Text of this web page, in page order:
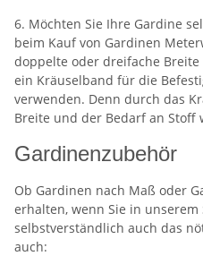
6. Möchten Sie Ihre Gardine
beim Kauf von Gardinen
doppelte oder dreifache
ein Kräuselband für die
verwenden. Denn durch das
Breite und der Bedarf an
Gardinenzubehör
Ob Gardinen nach Maß oder
erhalten, wenn Sie in
selbstverständlich auch das
auch: